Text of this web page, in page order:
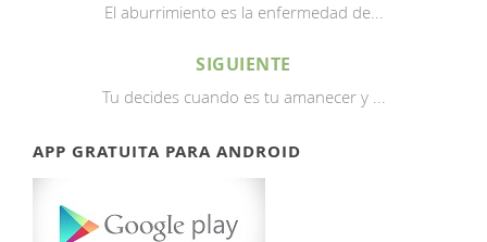
El aburrimiento es la enfermedad de...
SIGUIENTE
Tu decides cuando es tu amanecer y ...
APP GRATUITA PARA ANDROID